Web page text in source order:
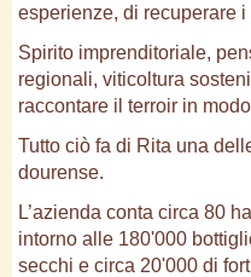
esperienze, di recuperare
Spirito imprenditoriale,
regionali, viticoltura
raccontare il terroir in
Tutto ciò fa di Rita una
dourense.
L’azienda conta circa 80
intorno alle 180'000
secchi e circa 20'000 di